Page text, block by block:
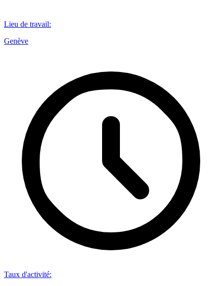
Lieu de travail:
Genève
Taux d'activité: